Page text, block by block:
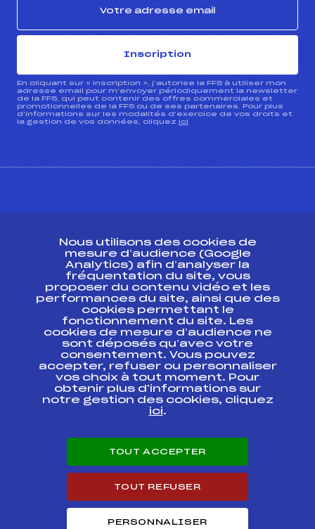
Inscription
En cliquant sur « inscription », j’autorise la FFS à utiliser mon
adresse email pour m’envoyer périodiquement la newsletter
de la FFS, qui peut contenir des offres commerciales et
promotionnelles de la FFS ou de ses partenaires. Pour plus
d’informations sur les modalités d’exercice de vos droits et
la gestion de vos données, cliquez ici
Ressources
Pass’Neige
Projet sportif fédéral
Projet de performance fédéral
Antidopage
Pôle Développement, Formation, Suivi
Scientifique
Listes ministérielles
Pôle vie de l’athlète
Enseignement professionnel
Carrières
Nous utilisons des cookies de
mesure d’audience (Google
Analytics) afin d’analyser la
fréquentation du site, vous
proposer du contenu vidéo et les
performances du site, ainsi que des
cookies permettant le
fonctionnement du site. Les
cookies de mesure d’audience ne
sont déposés qu’avec votre
consentement. Vous pouvez
accepter, refuser ou personnaliser
vos choix à tout moment. Pour
obtenir plus d'informations sur
notre gestion des cookies, cliquez
ici.
TOUT ACCEPTER
TOUT REFUSER
PERSONNALISER